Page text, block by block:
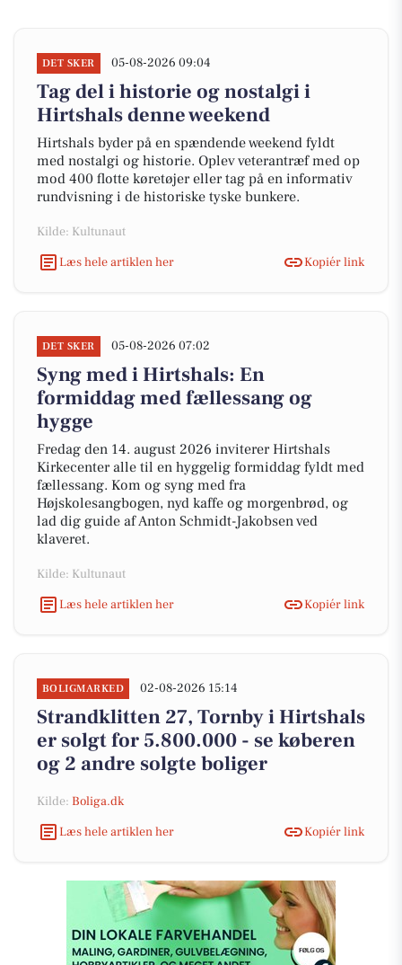
DET SKER 05-08-2026 09:04
Tag del i historie og nostalgi i
Hirtshals denne weekend
Hirtshals byder på en spændende weekend fyldt
med nostalgi og historie. Oplev veterantræf med op
mod 400 flotte køretøjer eller tag på en informativ
rundvisning i de historiske tyske bunkere.
Kilde: Kultunaut
Læs hele artiklen her
Kopiér link
DET SKER 05-08-2026 07:02
Syng med i Hirtshals: En
formiddag med fællessang og
hygge
Fredag den 14. august 2026 inviterer Hirtshals
Kirkecenter alle til en hyggelig formiddag fyldt med
fællessang. Kom og syng med fra
Højskolesangbogen, nyd kaffe og morgenbrød, og
lad dig guide af Anton Schmidt-Jakobsen ved
klaveret.
Kilde: Kultunaut
Læs hele artiklen her
Kopiér link
BOLIGMARKED 02-08-2026 15:14
Strandklitten 27, Tornby i Hirtshals
er solgt for 5.800.000 - se køberen
og 2 andre solgte boliger
Kilde: Boliga.dk
Læs hele artiklen her
Kopiér link